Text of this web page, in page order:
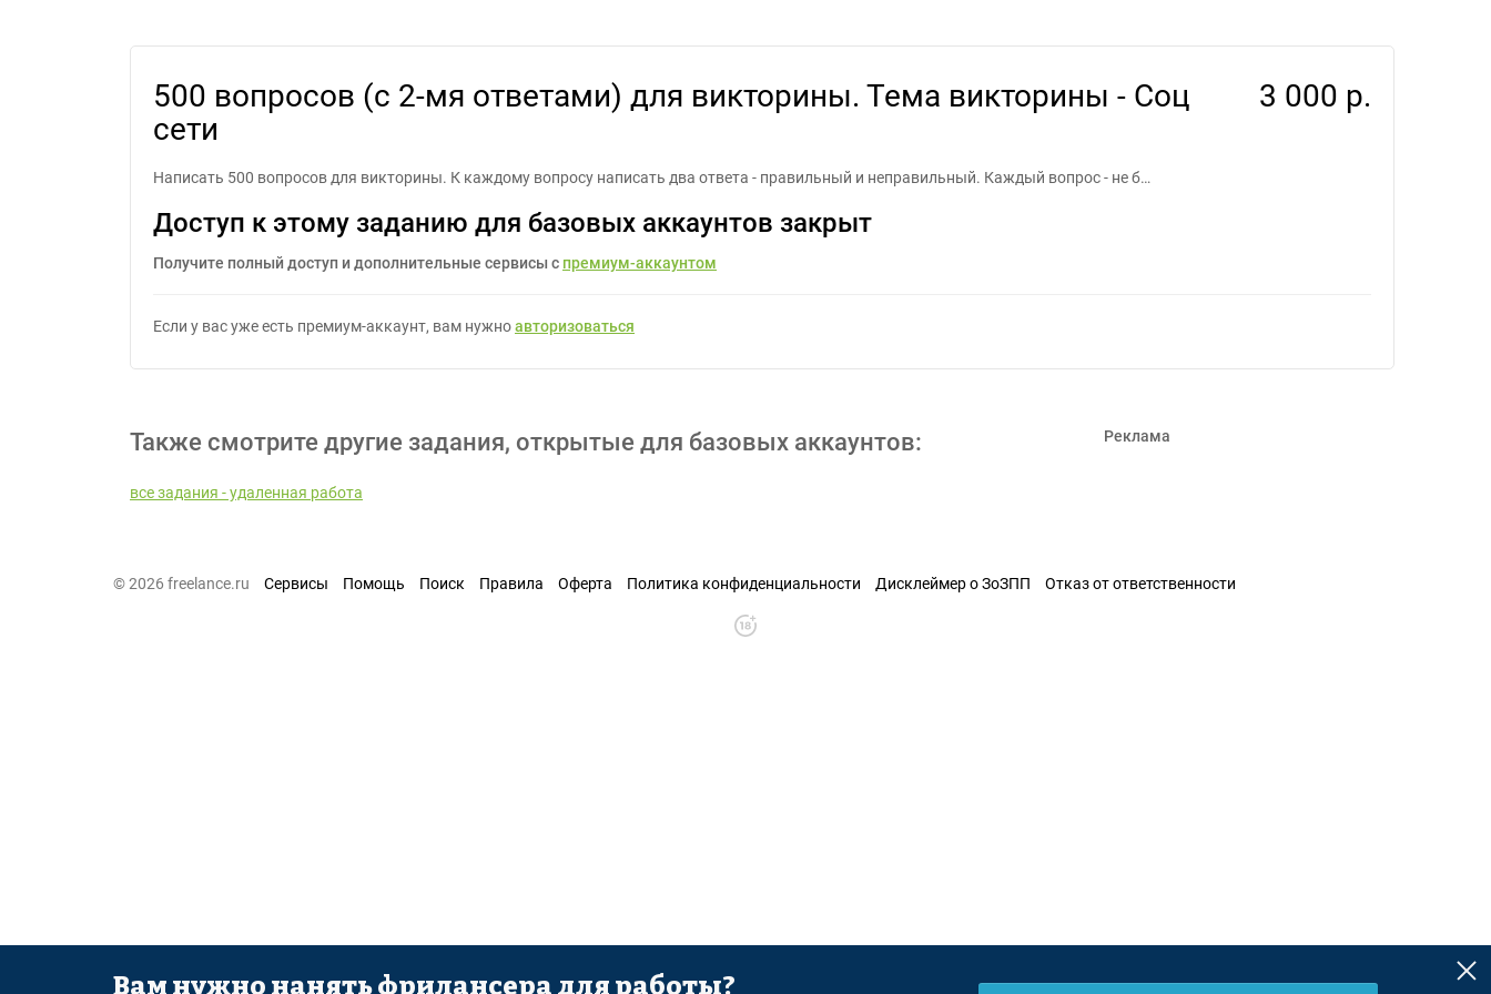
500 вопросов (с 2-мя ответами) для викторины. Тема викторины - Соц
сети
3 000 р.
Написать 500 вопросов для викторины. К каждому вопросу написать два ответа - правильный и неправильный. Каждый вопрос - не б…
Доступ к этому заданию для базовых аккаунтов закрыт
Получите полный доступ и дополнительные сервисы с премиум-аккаунтом
Если у вас уже есть премиум-аккаунт, вам нужноавторизоваться
Также смотрите другие задания, открытые для базовых аккаунтов:
все задания - удаленная работа
Реклама
© 2026 freelance.ru Сервисы Помощь Поиск Правила Оферта Политика конфиденциальности Дисклеймер о ЗоЗПП Отказ от ответственности
Вам нужно нанять фрилансера для работы?